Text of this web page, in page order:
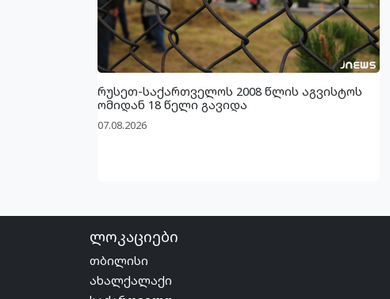
რუსეთ-საქართველოს 2008 წლის აგვისტოს
ომიდან 18 წელი გავიდა
07.08.2026
ლოკაციები
თბილისი
ახალქალაქი